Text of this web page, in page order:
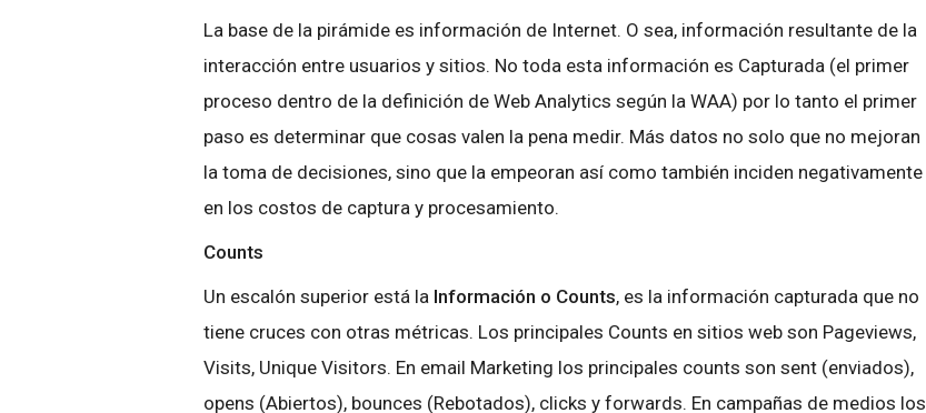
La base de la pirámide es información de Internet. O sea, información resultante de la
interacción entre usuarios y sitios. No toda esta información es Capturada (el primer
proceso dentro de la definición de Web Analytics según la WAA) por lo tanto el primer
paso es determinar que cosas valen la pena medir. Más datos no solo que no mejoran
la toma de decisiones, sino que la empeoran así como también inciden negativamente
en los costos de captura y procesamiento.
Counts
Un escalón superior está la Información o Counts, es la información capturada que no
tiene cruces con otras métricas. Los principales Counts en sitios web son Pageviews,
Visits, Unique Visitors. En email Marketing los principales counts son sent (enviados),
opens (Abiertos), bounces (Rebotados), clicks y forwards. En campañas de medios los